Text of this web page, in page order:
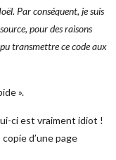
Par conséquent, je suis
pour des raisons
transmettre ce code aux
».
ci est vraiment idiot !
d’une page